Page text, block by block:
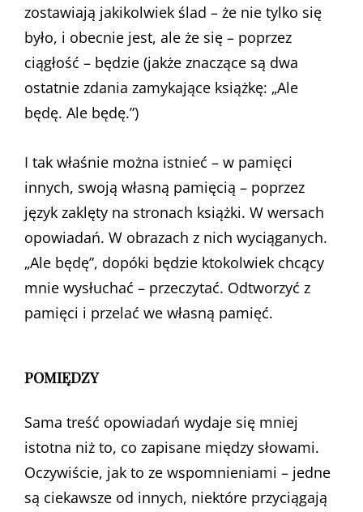
zostawiają jakikolwiek ślad – że nie tylko się
było, i obecnie jest, ale że się – poprzez
ciągłość – będzie (jakże znaczące są dwa
ostatnie zdania zamykające książkę: „Ale
będę. Ale będę.”)
I tak właśnie można istnieć – w pamięci
innych, swoją własną pamięcią – poprzez
język zaklęty na stronach książki. W wersach
opowiadań. W obrazach z nich wyciąganych.
„Ale będę”, dopóki będzie ktokolwiek chcący
mnie wysłuchać – przeczytać. Odtworzyć z
pamięci i przelać we własną pamięć.
POMIĘDZY
Sama treść opowiadań wydaje się mniej
istotna niż to, co zapisane między słowami.
Oczywiście, jak to ze wspomnieniami – jedne
są ciekawsze od innych, niektóre przyciągają